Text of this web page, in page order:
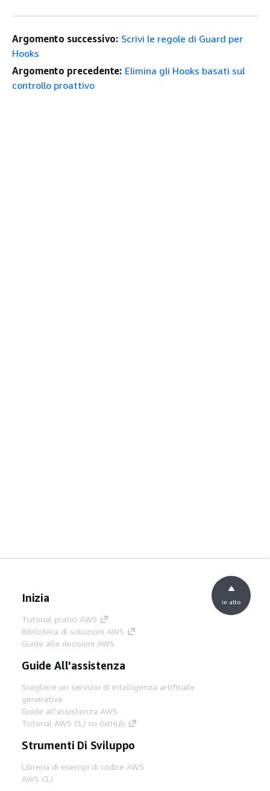
Argomento successivo: Scrivi le regole di Guard per
Hooks
Argomento precedente: Elimina gli Hooks basati sul
controllo proattivo
Inizia
Tutorial pratici AWS
Biblioteca di soluzioni AWS
Guide alle decisioni AWS
Guide All'assistenza
Scegliere un servizio di intelligenza artificiale
generativa
Guide all'assistenza AWS
Tutorial AWS CLI su GitHub
Strumenti Di Sviluppo
Libreria di esempi di codice AWS
AWS CLI
in alto